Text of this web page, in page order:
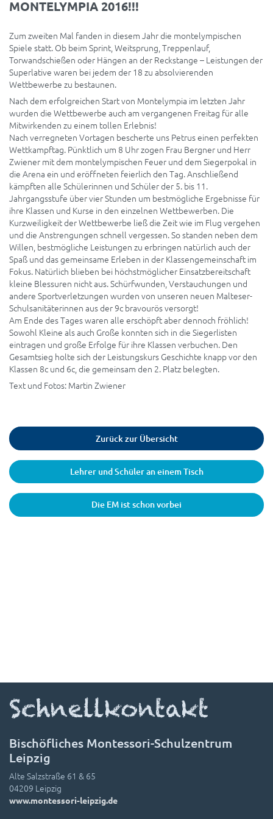
MONTELYMPIA 2016!!!
Zum zweiten Mal fanden in diesem Jahr die montelympischen
Spiele statt. Ob beim Sprint, Weitsprung, Treppenlauf,
Torwandschießen oder Hängen an der Reckstange – Leistungen der
Superlative waren bei jedem der 18 zu absolvierenden
Wettbewerbe zu bestaunen.
Nach dem erfolgreichen Start von Montelympia im letzten Jahr
wurden die Wettbewerbe auch am vergangenen Freitag für alle
Mitwirkenden zu einem tollen Erlebnis!
Nach verregneten Vortagen bescherte uns Petrus einen perfekten
Wettkampftag. Pünktlich um 8 Uhr zogen Frau Bergner und Herr
Zwiener mit dem montelympischen Feuer und dem Siegerpokal in
die Arena ein und eröffneten feierlich den Tag. Anschließend
kämpften alle Schülerinnen und Schüler der 5. bis 11.
Jahrgangsstufe über vier Stunden um bestmögliche Ergebnisse für
ihre Klassen und Kurse in den einzelnen Wettbewerben. Die
Kurzweiligkeit der Wettbewerbe ließ die Zeit wie im Flug vergehen
und die Anstrengungen schnell vergessen. So standen neben dem
Willen, bestmögliche Leistungen zu erbringen natürlich auch der
Spaß und das gemeinsame Erleben in der Klassengemeinschaft im
Fokus. Natürlich blieben bei höchstmöglicher Einsatzbereitschaft
kleine Blessuren nicht aus. Schürfwunden, Verstauchungen und
andere Sportverletzungen wurden von unseren neuen Malteser-
Schulsanitäterinnen aus der 9c bravourös versorgt!
Am Ende des Tages waren alle erschöpft aber dennoch fröhlich!
Sowohl Kleine als auch Große konnten sich in die Siegerlisten
eintragen und große Erfolge für ihre Klassen verbuchen. Den
Gesamtsieg holte sich der Leistungskurs Geschichte knapp vor den
Klassen 8c und 6c, die gemeinsam den 2. Platz belegten.
Text und Fotos: Martin Zwiener
Zurück zur Übersicht
Lehrer und Schüler an einem Tisch
Die EM ist schon vorbei
Schnellkontakt
Bischöfliches Montessori-Schulzentrum
Leipzig
Alte Salzstraße 61 & 65
04209 Leipzig
www.montessori-leipzig.de